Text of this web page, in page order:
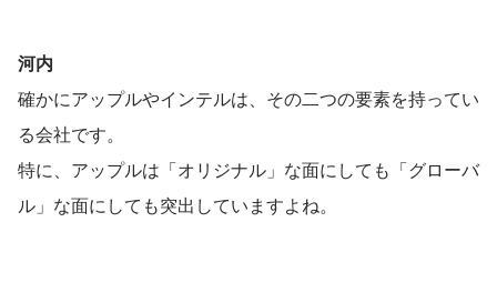
河内
確かにアップルやインテルは、その二つの要素を持ってい
る会社です。
特に、アップルは「オリジナル」な面にしても「グローバ
ル」な面にしても突出していますよね。